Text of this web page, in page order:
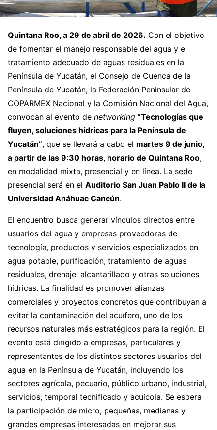
Quintana Roo, a 29 de abril de 2026. Con el objetivo
de fomentar el manejo responsable del agua y el
tratamiento adecuado de aguas residuales en la
Península de Yucatán, el Consejo de Cuenca de la
Península de Yucatán, la Federación Peninsular de
COPARMEX Nacional y la Comisión Nacional del Agua,
convocan al evento de networking “Tecnologías que
fluyen, soluciones hídricas para la Península de
Yucatán”, que se llevará a cabo el martes 9 de junio,
a partir de las 9:30 horas, horario de Quintana Roo,
en modalidad mixta, presencial y en línea. La sede
presencial será en el Auditorio San Juan Pablo II de la
Universidad Anáhuac Cancún.
El encuentro busca generar vínculos directos entre
usuarios del agua y empresas proveedoras de
tecnología, productos y servicios especializados en
agua potable, purificación, tratamiento de aguas
residuales, drenaje, alcantarillado y otras soluciones
hídricas. La finalidad es promover alianzas
comerciales y proyectos concretos que contribuyan a
evitar la contaminación del acuífero, uno de los
recursos naturales más estratégicos para la región. El
evento está dirigido a empresas, particulares y
representantes de los distintos sectores usuarios del
agua en la Península de Yucatán, incluyendo los
sectores agrícola, pecuario, público urbano, industrial,
servicios, temporal tecnificado y acuícola. Se espera
la participación de micro, pequeñas, medianas y
grandes empresas interesadas en mejorar sus